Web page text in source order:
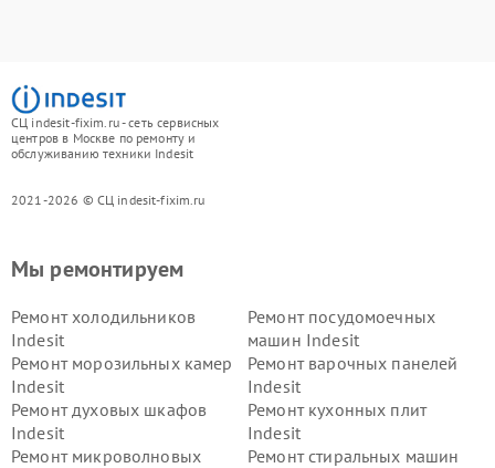
СЦ indesit-fixim.ru - сеть сервисных
центров в Москве по ремонту и
обслуживанию техники Indesit
2021-2026 © СЦ indesit-fixim.ru
Мы ремонтируем
Ремонт холодильников
Indesit
Ремонт посудомоечных
машин Indesit
Ремонт морозильных камер
Indesit
Ремонт варочных панелей
Indesit
Ремонт духовых шкафов
Indesit
Ремонт кухонных плит
Indesit
Ремонт микроволновых
Ремонт стиральных машин